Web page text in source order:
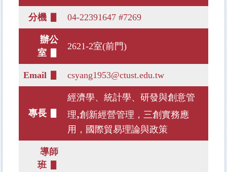
分機 ▋ 04-22391647 #7269
辦公
室 ▋
2621-2室(前門)
Email ▋ csyang1953@ctust.edu.tw
專長 ▋
經濟學、統計學、研發與創意管
理,創新經營管理，三創實務應
用，國際貿易理論與政策
導師
班 ▋